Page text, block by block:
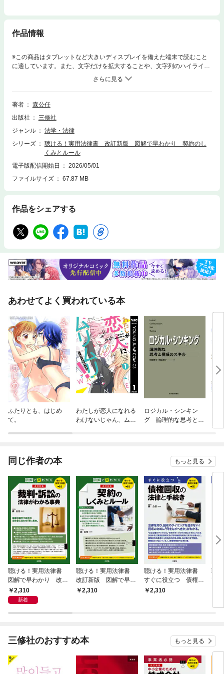
作品情報
※この商品はタブレットなど大きいディスプレイを備えた端末で読むこと
に適しています。また、文字だけを拡大することや、文字列のハイライ
ト、検索、辞書の参照、引用などの機能が使用できません。※この商品は
固定レイアウトで作成されており、タブレットなど大きいディスプレイを
備えた端末で読むことに適しています。また、文字だけを拡大すること
や、文字列のハイライト、検索、辞書の参照、引用などの機能が使用でき
説。さまざまな種類の契約の特徴と実務で迷いやすいポイントを丁寧に整
理。電子契約や電子印鑑のしくみや導入のための社内体制の構築の仕方や
の消費者保護の法律、契約を守らない場合の損害賠償などの関連知識も解
説。ビジネスパーソン、契約の基礎を学び直したい人に最適の一冊。「聴
ける！実用法律書」は、スマホでQRコードを読み取るだけで、本文を音
しいあなたの学びをサポートします。●通勤・通学中も、音声でインプッ
著者
森公任
出版社
三修社
ジャンル
法学・法律
シリーズ
聴ける！実用法律書 改訂新版 図解で早わかり 契約のし
くみとルール
電子版配信開始日
2026/05/01
ファイルサイズ
67.87 MB
作品をシェアする
あわせてよく買われている本
ふたりとも、はじめ
て。
わたしが恋人になれる
わけないじゃん、ムリ
ロジカル・シンキン
グ 論理的な思考と構
同じ作者の本 もっと見る
聴ける！実用法律書
図解で早わかり 改訂
新版 裁判・訴訟の法
律がわかる事典
2,310
新着
聴ける！実用法律書
改訂新版 図解で早わ
かり 契約のしくみと
2,310
聴ける！実用法律書
すぐに役立つ 債権回
収の法律と手続き
2,310
聴
改
三修社のおすすめ本 もっと見る